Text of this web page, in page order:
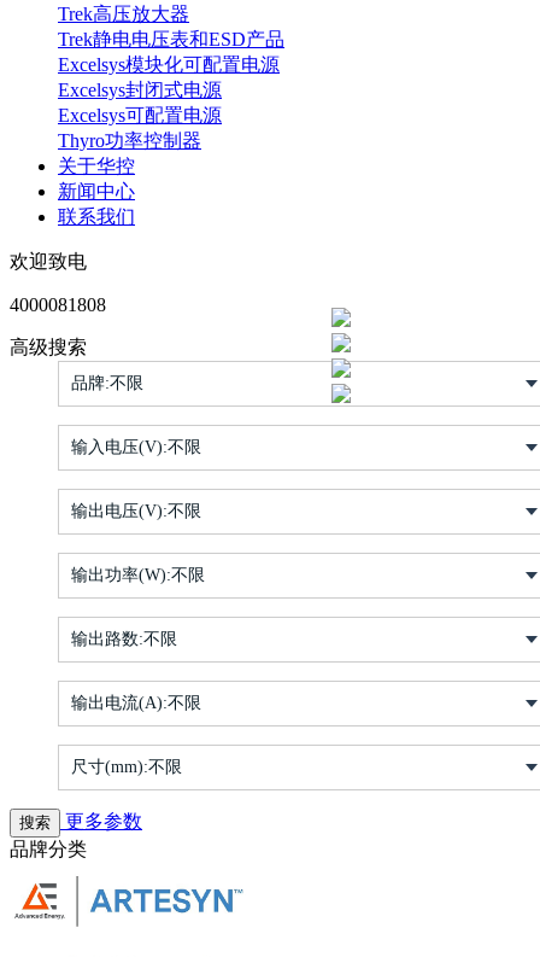
Trek高压放大器
Trek静电电压表和ESD产品
Excelsys模块化可配置电源
Excelsys封闭式电源
Excelsys可配置电源
Thyro功率控制器
关于华控
新闻中心
联系我们
欢迎致电
4000081808
高级搜索
品牌:不限
输入电压(V):不限
输出电压(V):不限
输出功率(W):不限
输出路数:不限
输出电流(A):不限
尺寸(mm):不限
更多参数
品牌分类